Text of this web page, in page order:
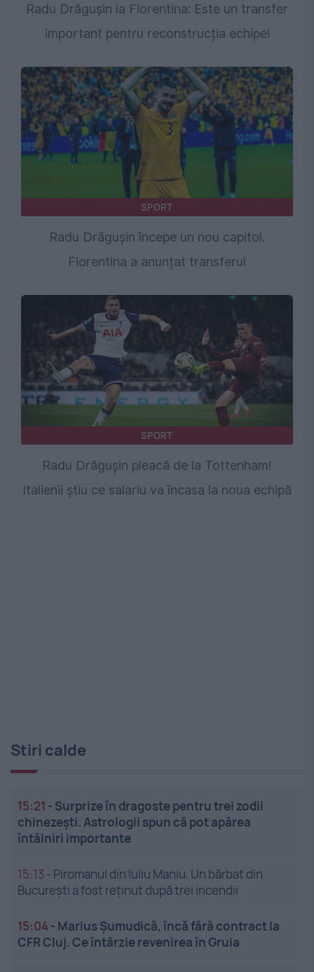
Radu Drăgușin la Fiorentina: Este un transfer
important pentru reconstrucția echipei
SPORT
Radu Drăgușin începe un nou capitol.
Fiorentina a anunțat transferul
SPORT
Radu Drăgușin pleacă de la Tottenham!
Italienii știu ce salariu va încasa la noua echipă
Stiri calde
15:21 - Surprize în dragoste pentru trei zodii
chinezești. Astrologii spun că pot apărea
întâlniri importante
15:13 - Piromanul din Iuliu Maniu. Un bărbat din
București a fost reținut după trei incendii
15:04- Marius Șumudică, încă fără contract la
CFR Cluj. Ce întârzie revenirea în Gruia